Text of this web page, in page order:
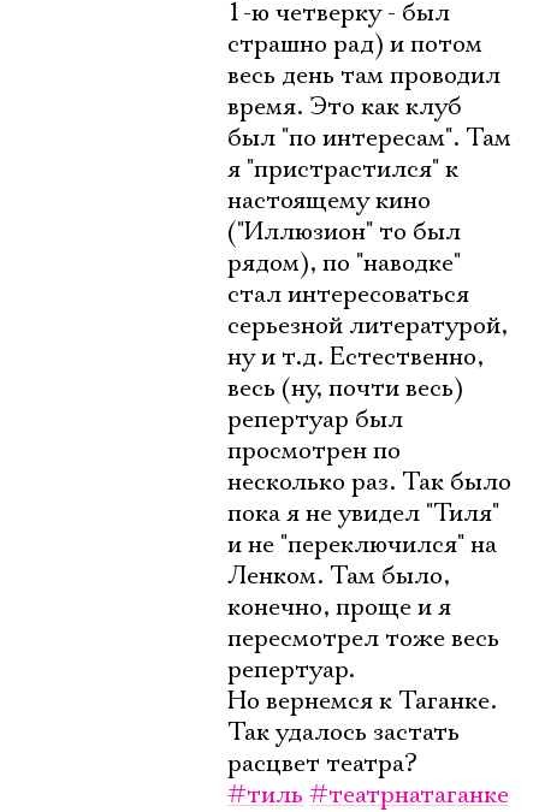
1-ю четверку - был
страшно рад) и потом
весь день там проводил
время. Это как клуб
был "по интересам". Там
я "пристрастился" к
настоящему кино
("Иллюзион" то был
рядом), по "наводке"
стал интересоваться
серьезной литературой,
ну и т.д. Естественно,
весь (ну, почти весь)
репертуар был
просмотрен по
несколько раз. Так было
пока я не увидел "Тиля"
и не "переключился" на
Ленком. Там было,
конечно, проще и я
пересмотрел тоже весь
репертуар.
Но вернемся к Таганке.
Так удалось застать
расцвет театра?
#тиль #театрнатаганке